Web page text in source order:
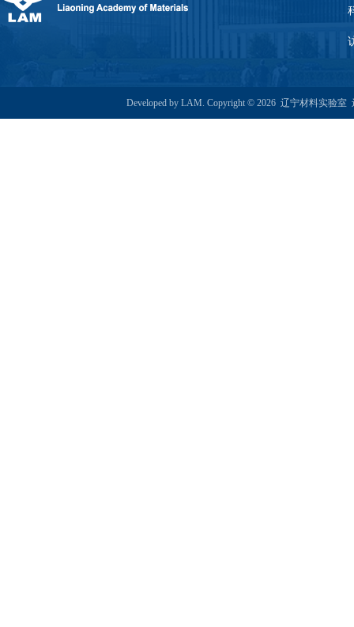
Developed by LAM. Copyright © 2026 辽宁材料实验